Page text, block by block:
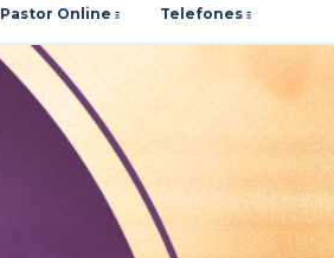
Pastor Online Telefones